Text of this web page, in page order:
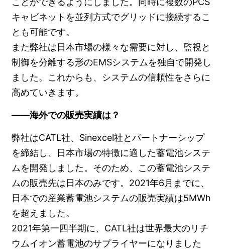
キャビネットを並列方式でグリッドに接続するこ
とも可能です。
また弊社は日本市場の様々な需要に対し、監視と
制御を分離する形のEMSシステムを独自で開発し
ました。これからも、システムの信頼性をさらに
高めていきます。
――海外での販売実績は？
弊社はCATL社、Sinexcel社とパートナーシップ
を締結し、日本市場の特徴に適した蓄電池システ
ムを開発しました。そのため、この蓄電池システ
ムの販売先は日本のみです。2021年6月までに、
日本での産業蓄電池システムの販売実績は5MWh
を超えました。
2021年第一四半期に、CATL社は世界最大のリチ
ウムイオン蓄電池のサプライヤーになりました